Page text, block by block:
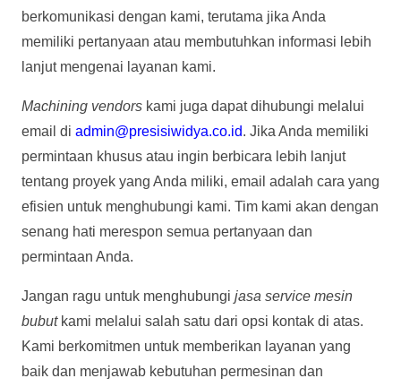
berkomunikasi dengan kami, terutama jika Anda
memiliki pertanyaan atau membutuhkan informasi lebih
lanjut mengenai layanan kami.
Machining vendors kami juga dapat dihubungi melalui
email di admin@presisiwidya.co.id. Jika Anda memiliki
permintaan khusus atau ingin berbicara lebih lanjut
tentang proyek yang Anda miliki, email adalah cara yang
efisien untuk menghubungi kami. Tim kami akan dengan
senang hati merespon semua pertanyaan dan
permintaan Anda.
Jangan ragu untuk menghubungi jasa service mesin
bubutkami melalui salah satu dari opsi kontak di atas.
Kami berkomitmen untuk memberikan layanan yang
baik dan menjawab kebutuhan permesinan dan